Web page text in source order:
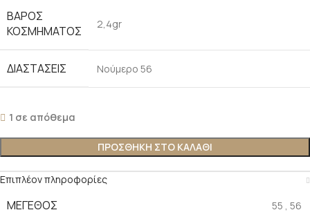
ΒΆΡΟΣ
ΚΟΣΜΉΜΑΤΟΣ
2,4gr
ΔΙΑΣΤΆΣΕΙΣ Νούμερο 56
1 σε απόθεμα
ΠΡΟΣΘΉΚΗ ΣΤΟ ΚΑΛΆΘΙ
Επιπλέον πληροφορίες
ΜΈΓΕΘΟΣ 55 , 56